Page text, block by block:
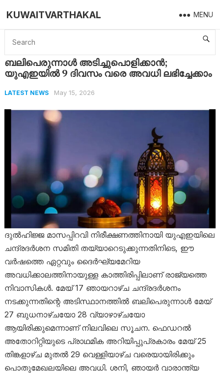
KUWAITVARTHAKAL MENU
Home Latest News ബലിപെരുന്നാൾ അടിച്ചുപൊളിക്കാൻ; യുഎഇയിൽ 9 ദിവസം വരെ അവധി ലഭിച്ചേക്കാം
ബലിപെരുന്നാൾ അടിച്ചുപൊളിക്കാൻ;
യുഎഇയിൽ 9 ദിവസം വരെ അവധി ലഭിച്ചേക്കാം
LATEST NEWS May 15, 2026
ദുൽഹിജ്ജ മാസപ്പിറവി നിരീക്ഷണത്തിനായി യുഎഇയിലെ
ചന്ദ്രദർശന സമിതി തയ്യാറെടുക്കുന്നതിനിടെ, ഈ
വർഷത്തെ ഏറ്റവും ദൈർഘ്യമേറിയ
അവധിക്കാലത്തിനായുള്ള കാത്തിരിപ്പിലാണ് രാജ്യത്തെ
നിവാസികൾ. മേയ് 17 ഞായറാഴ്ച ചന്ദ്രദർശനം
നടക്കുന്നതിന്റെ അടിസ്ഥാനത്തിൽ ബലിപെരുന്നാൾ മേയ്
27 ബുധനാഴ്ചയോ 28 വ്യാഴാഴ്ചയോ
ആയിരിക്കുമെന്നാണ് നിലവിലെ സൂചന. ഫെഡറൽ
അതോറിറ്റിയുടെ പ്രാഥമിക അറിയിപ്പുപ്രകാരം മേയ് 25
തിങ്കളാഴ്ച മുതൽ 29 വെള്ളിയാഴ്ച വരെയായിരിക്കും
പൊതുമേഖലയിലെ അവധി. ശനി, ഞായർ വാരാന്ത്യ